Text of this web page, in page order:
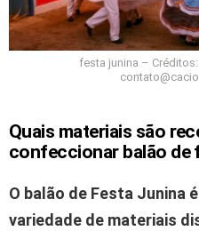
festa junina –
Quais materiais são
confeccionar balão de
O balão de Festa Junina
variedade de materiais